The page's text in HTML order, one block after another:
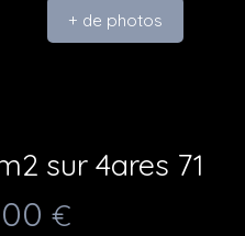
+ de photos
sur 4ares 71
€